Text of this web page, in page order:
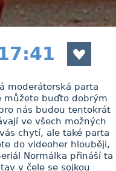
moderátorská parta
můžete buďto dobrým
nás budou tentokrát
ve všech možných
chytí, ale také parta
do videoher hlouběji,
Normálka přináší ta
v čele se sojkou